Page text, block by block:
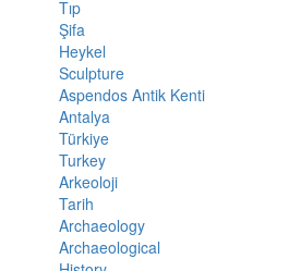
Tıp
Şifa
Heykel
Sculpture
Aspendos Antik Kenti
Antalya
Türkiye
Turkey
Arkeoloji
Tarih
Archaeology
Archaeological